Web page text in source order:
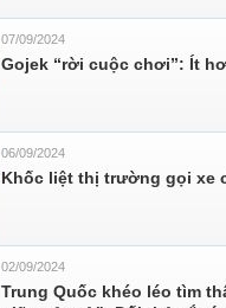
07/09/2024
Gojek “rời cuộc chơi”: Ít
06/09/2024
Khốc liệt thị trường gọi xe
02/09/2024
Trung Quốc khéo léo tìm